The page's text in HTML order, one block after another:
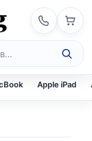
Apple iPad